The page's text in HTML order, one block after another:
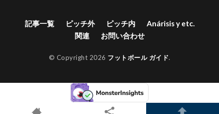
記事一覧 ピッチ外 ピッチ内
Anárisis y etc.
関連
お問い合わせ
© Copyright 2026 フットボール ガイド.